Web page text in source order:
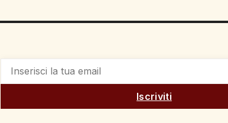
Iscriviti